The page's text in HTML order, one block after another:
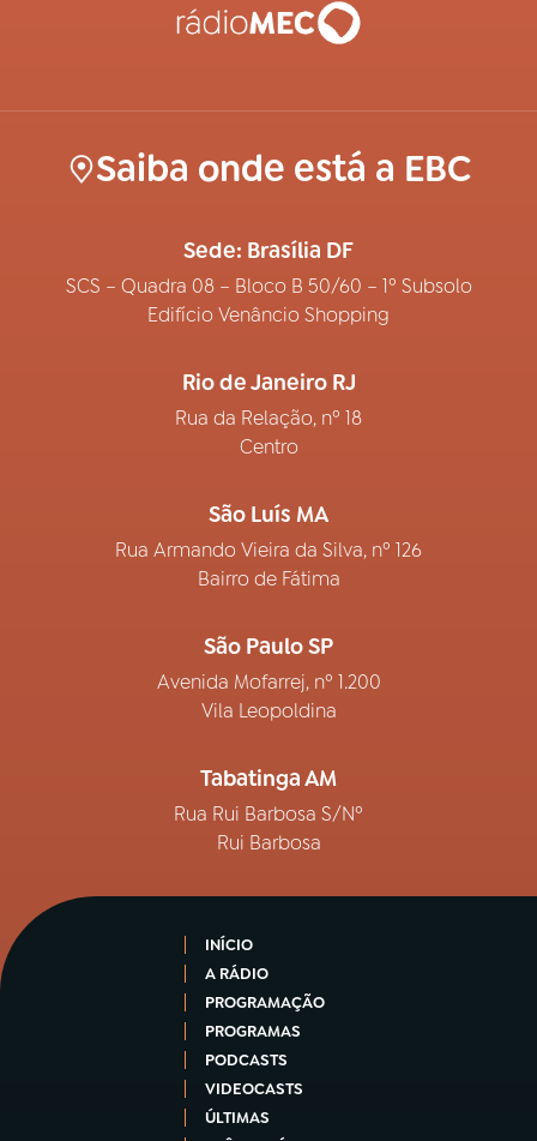
Saiba onde está a EBC
Sede: Brasília DF
SCS – Quadra 08 – Bloco B 50/60 – 1º Subsolo
Edifício Venâncio Shopping
Rio de Janeiro RJ
Rua da Relação, nº 18
Centro
São Luís MA
Rua Armando Vieira da Silva, nº 126
Bairro de Fátima
São Paulo SP
Avenida Mofarrej, nº 1.200
Vila Leopoldina
Tabatinga AM
Rua Rui Barbosa S/Nº
Rui Barbosa
INÍCIO
A RÁDIO
PROGRAMAÇÃO
PROGRAMAS
PODCASTS
VIDEOCASTS
ÚLTIMAS